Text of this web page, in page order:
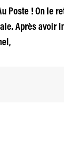
Poste ! On le
Après avoir